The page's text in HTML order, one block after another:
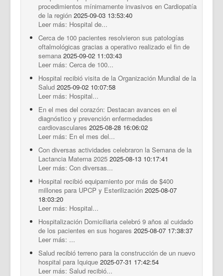
procedimientos mínimamente invasivos en Cardiopatía
de la región 2025-09-03 13:53:40
Leer más: Hospital de...
Cerca de 100 pacientes resolvieron sus patologías
oftalmológicas gracias a operativo realizado el fin de
semana 2025-09-02 11:03:43
Leer más: Cerca de 100...
Hospital recibió visita de la Organización Mundial de la
Salud 2025-09-02 10:07:58
Leer más: Hospital...
En el mes del corazón: Destacan avances en el
diagnóstico y prevención enfermedades
cardiovasculares 2025-08-28 16:06:02
Leer más: En el mes del...
Con diversas actividades celebraron la Semana de la
Lactancia Materna 2025 2025-08-13 10:17:41
Leer más: Con diversas...
Hospital recibió equipamiento por más de $400
millones para UPCP y Esterilización 2025-08-07
18:03:20
Leer más: Hospital...
Hospitalización Domiciliaria celebró 9 años al cuidado
de los pacientes en sus hogares 2025-08-07 17:38:37
Leer más: ...
Salud recibió terreno para la construcción de un nuevo
hospital para Iquique 2025-07-31 17:42:54
Leer más: Salud recibió...